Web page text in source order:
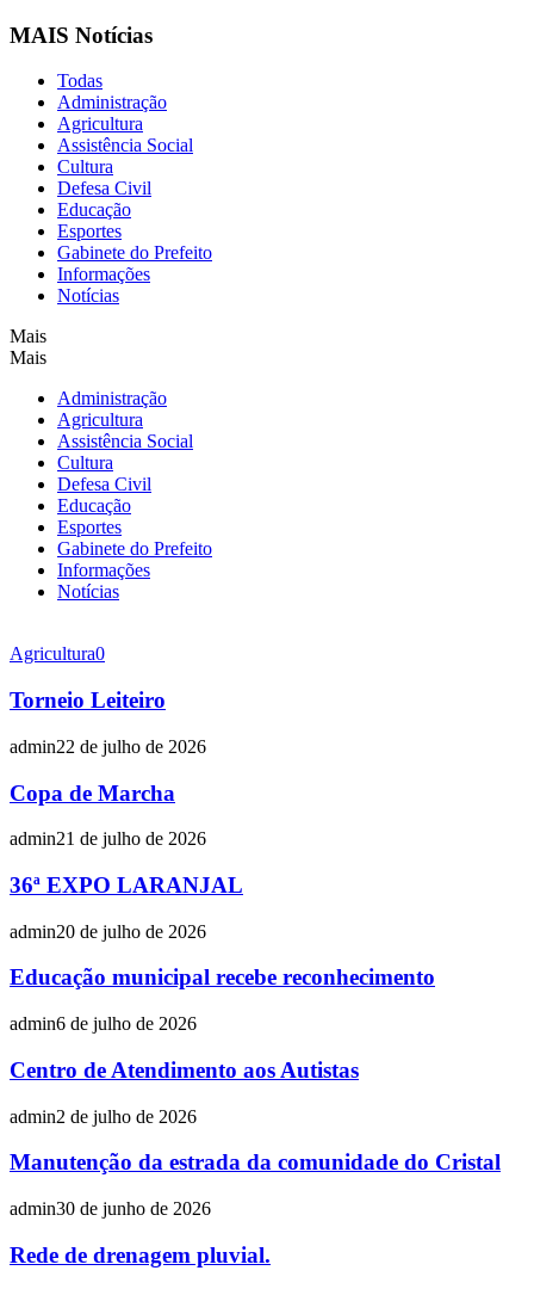
MAIS Notícias
Todas
Administração
Agricultura
Assistência Social
Cultura
Defesa Civil
Educação
Esportes
Gabinete do Prefeito
Informações
Notícias
Mais
Mais
Administração
Agricultura
Assistência Social
Cultura
Defesa Civil
Educação
Esportes
Gabinete do Prefeito
Informações
Notícias
Agricultura0
Torneio Leiteiro
admin22 de julho de 2026
Copa de Marcha
admin21 de julho de 2026
36ª EXPO LARANJAL
admin20 de julho de 2026
Educação municipal recebe reconhecimento
admin6 de julho de 2026
Centro de Atendimento aos Autistas
admin2 de julho de 2026
Manutenção da estrada da comunidade do Cristal
admin30 de junho de 2026
Rede de drenagem pluvial.